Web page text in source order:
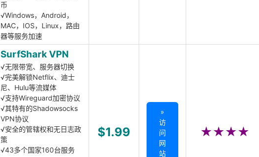
币
√Windows，Android，
MAC，IOS，Linux，路由
器等服务加速
SurfShark VPN
√无限带宽、服务器切换
√完美解锁Netflix、迪士
尼、Hulu等流媒体
√支持Wireguard加密协议
√其特有的Shadowsocks
VPN协议
√安全的管辖权和无日志政
策
√43多个国家160台服务
$1.99
»
访
问
网
站
★★★★